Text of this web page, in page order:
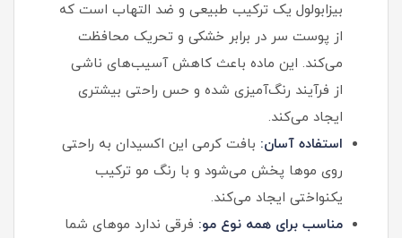
بیزابولول یک ترکیب طبیعی و ضد التهاب است که
از پوست سر در برابر خشکی و تحریک محافظت
می‌کند. این ماده باعث کاهش آسیب‌های ناشی
از فرآیند رنگ‌آمیزی شده و حس راحتی بیشتری
ایجاد می‌کند.
استفاده آسان: بافت کرمی این اکسیدان به راحتی
روی موها پخش می‌شود و با رنگ مو ترکیب
یکنواختی ایجاد می‌کند.
مناسب برای همه نوع مو: فرقی ندارد موهای شما